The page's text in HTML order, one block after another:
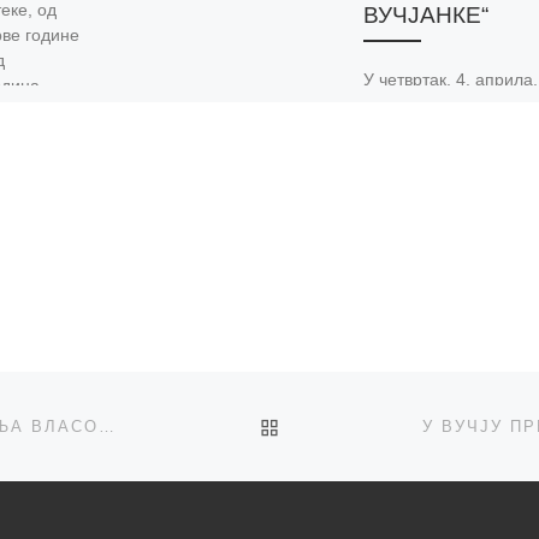
од
године
–
ВУЧЈАНКЕ“
У четвртак, 4.
BACK TO POST LIST